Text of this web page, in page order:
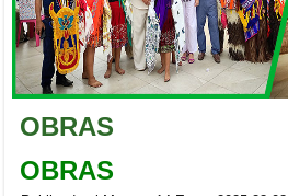
OBRAS
OBRAS